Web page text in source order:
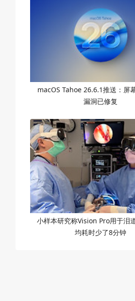
macOS Tahoe 26.6.1推送：屏
漏洞已修复
小样本研究称Vision Pro用于泪
均耗时少了8分钟